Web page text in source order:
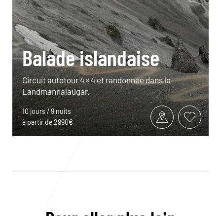
Balade islandaise
Circuit autotour 4 × 4 et randonnée dans le
Landmannalaugar.
10 jours / 9 nuits
à partir de 2990€